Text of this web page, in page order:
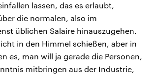
lassen, das es erlaubt,
die normalen, also im
üblichen Salaire hinauszugehen.
in den Himmel schießen, aber in
es, man will ja gerade die Personen,
mitbringen aus der Industrie,